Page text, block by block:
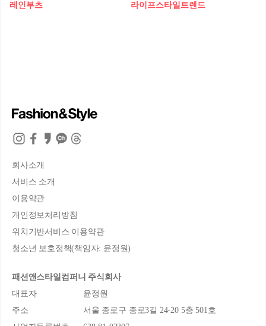
레인부츠
라이프스타일트렌드
회사소개
서비스 소개
이용약관
개인정보처리방침
위치기반서비스 이용약관
청소년 보호정책(책임자: 윤정원)
패션앤스타일컴퍼니 주식회사
대표자
윤정원
주소
서울 종로구 종로3길 24-20 5층 501호